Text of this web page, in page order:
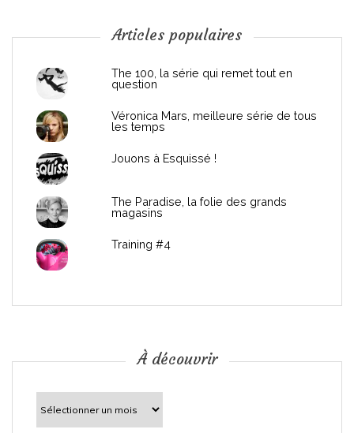
n
c
Articles populaires
The 100, la série qui remet tout en
question
Véronica Mars, meilleure série de tous
les temps
Jouons à Esquissé !
The Paradise, la folie des grands
magasins
Training #4
À découvrir
découvrir